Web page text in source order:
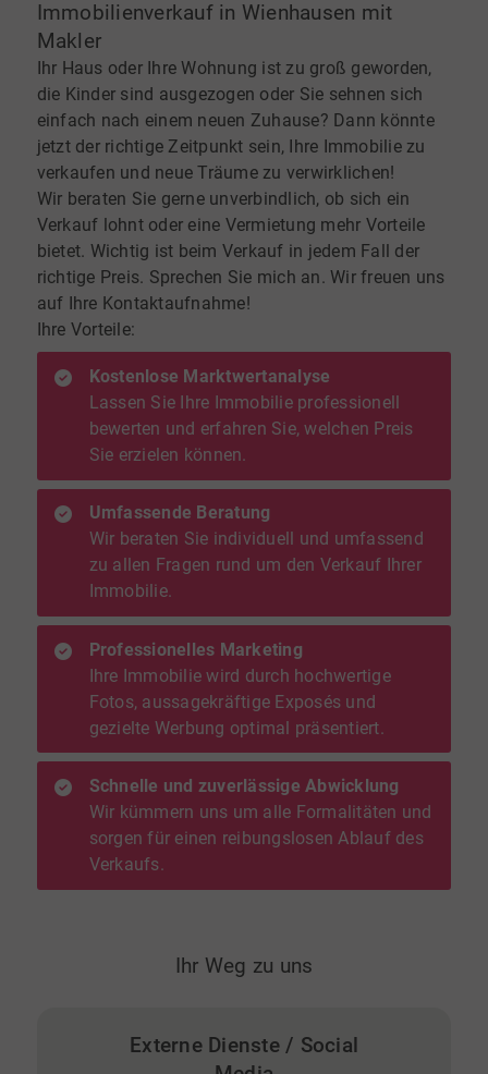
Immobilienverkauf in Wienhausen mit
Makler
Ihr Haus oder Ihre Wohnung ist zu groß geworden,
die Kinder sind ausgezogen oder Sie sehnen sich
einfach nach einem neuen Zuhause? Dann könnte
jetzt der richtige Zeitpunkt sein, Ihre Immobilie zu
verkaufen und neue Träume zu verwirklichen!
Wir beraten Sie gerne unverbindlich, ob sich ein
Verkauf lohnt oder eine Vermietung mehr Vorteile
bietet. Wichtig ist beim Verkauf in jedem Fall der
richtige Preis. Sprechen Sie mich an. Wir freuen uns
auf Ihre Kontaktaufnahme!
Ihre Vorteile:
Kostenlose Marktwertanalyse
Lassen Sie Ihre Immobilie professionell
bewerten und erfahren Sie, welchen Preis
Sie erzielen können.
Umfassende Beratung
Wir beraten Sie individuell und umfassend
zu allen Fragen rund um den Verkauf Ihrer
Immobilie.
Professionelles Marketing
Ihre Immobilie wird durch hochwertige
Fotos, aussagekräftige Exposés und
gezielte Werbung optimal präsentiert.
Schnelle und zuverlässige Abwicklung
Wir kümmern uns um alle Formalitäten und
sorgen für einen reibungslosen Ablauf des
Verkaufs.
Ihr Weg zu uns
Externe Dienste / Social